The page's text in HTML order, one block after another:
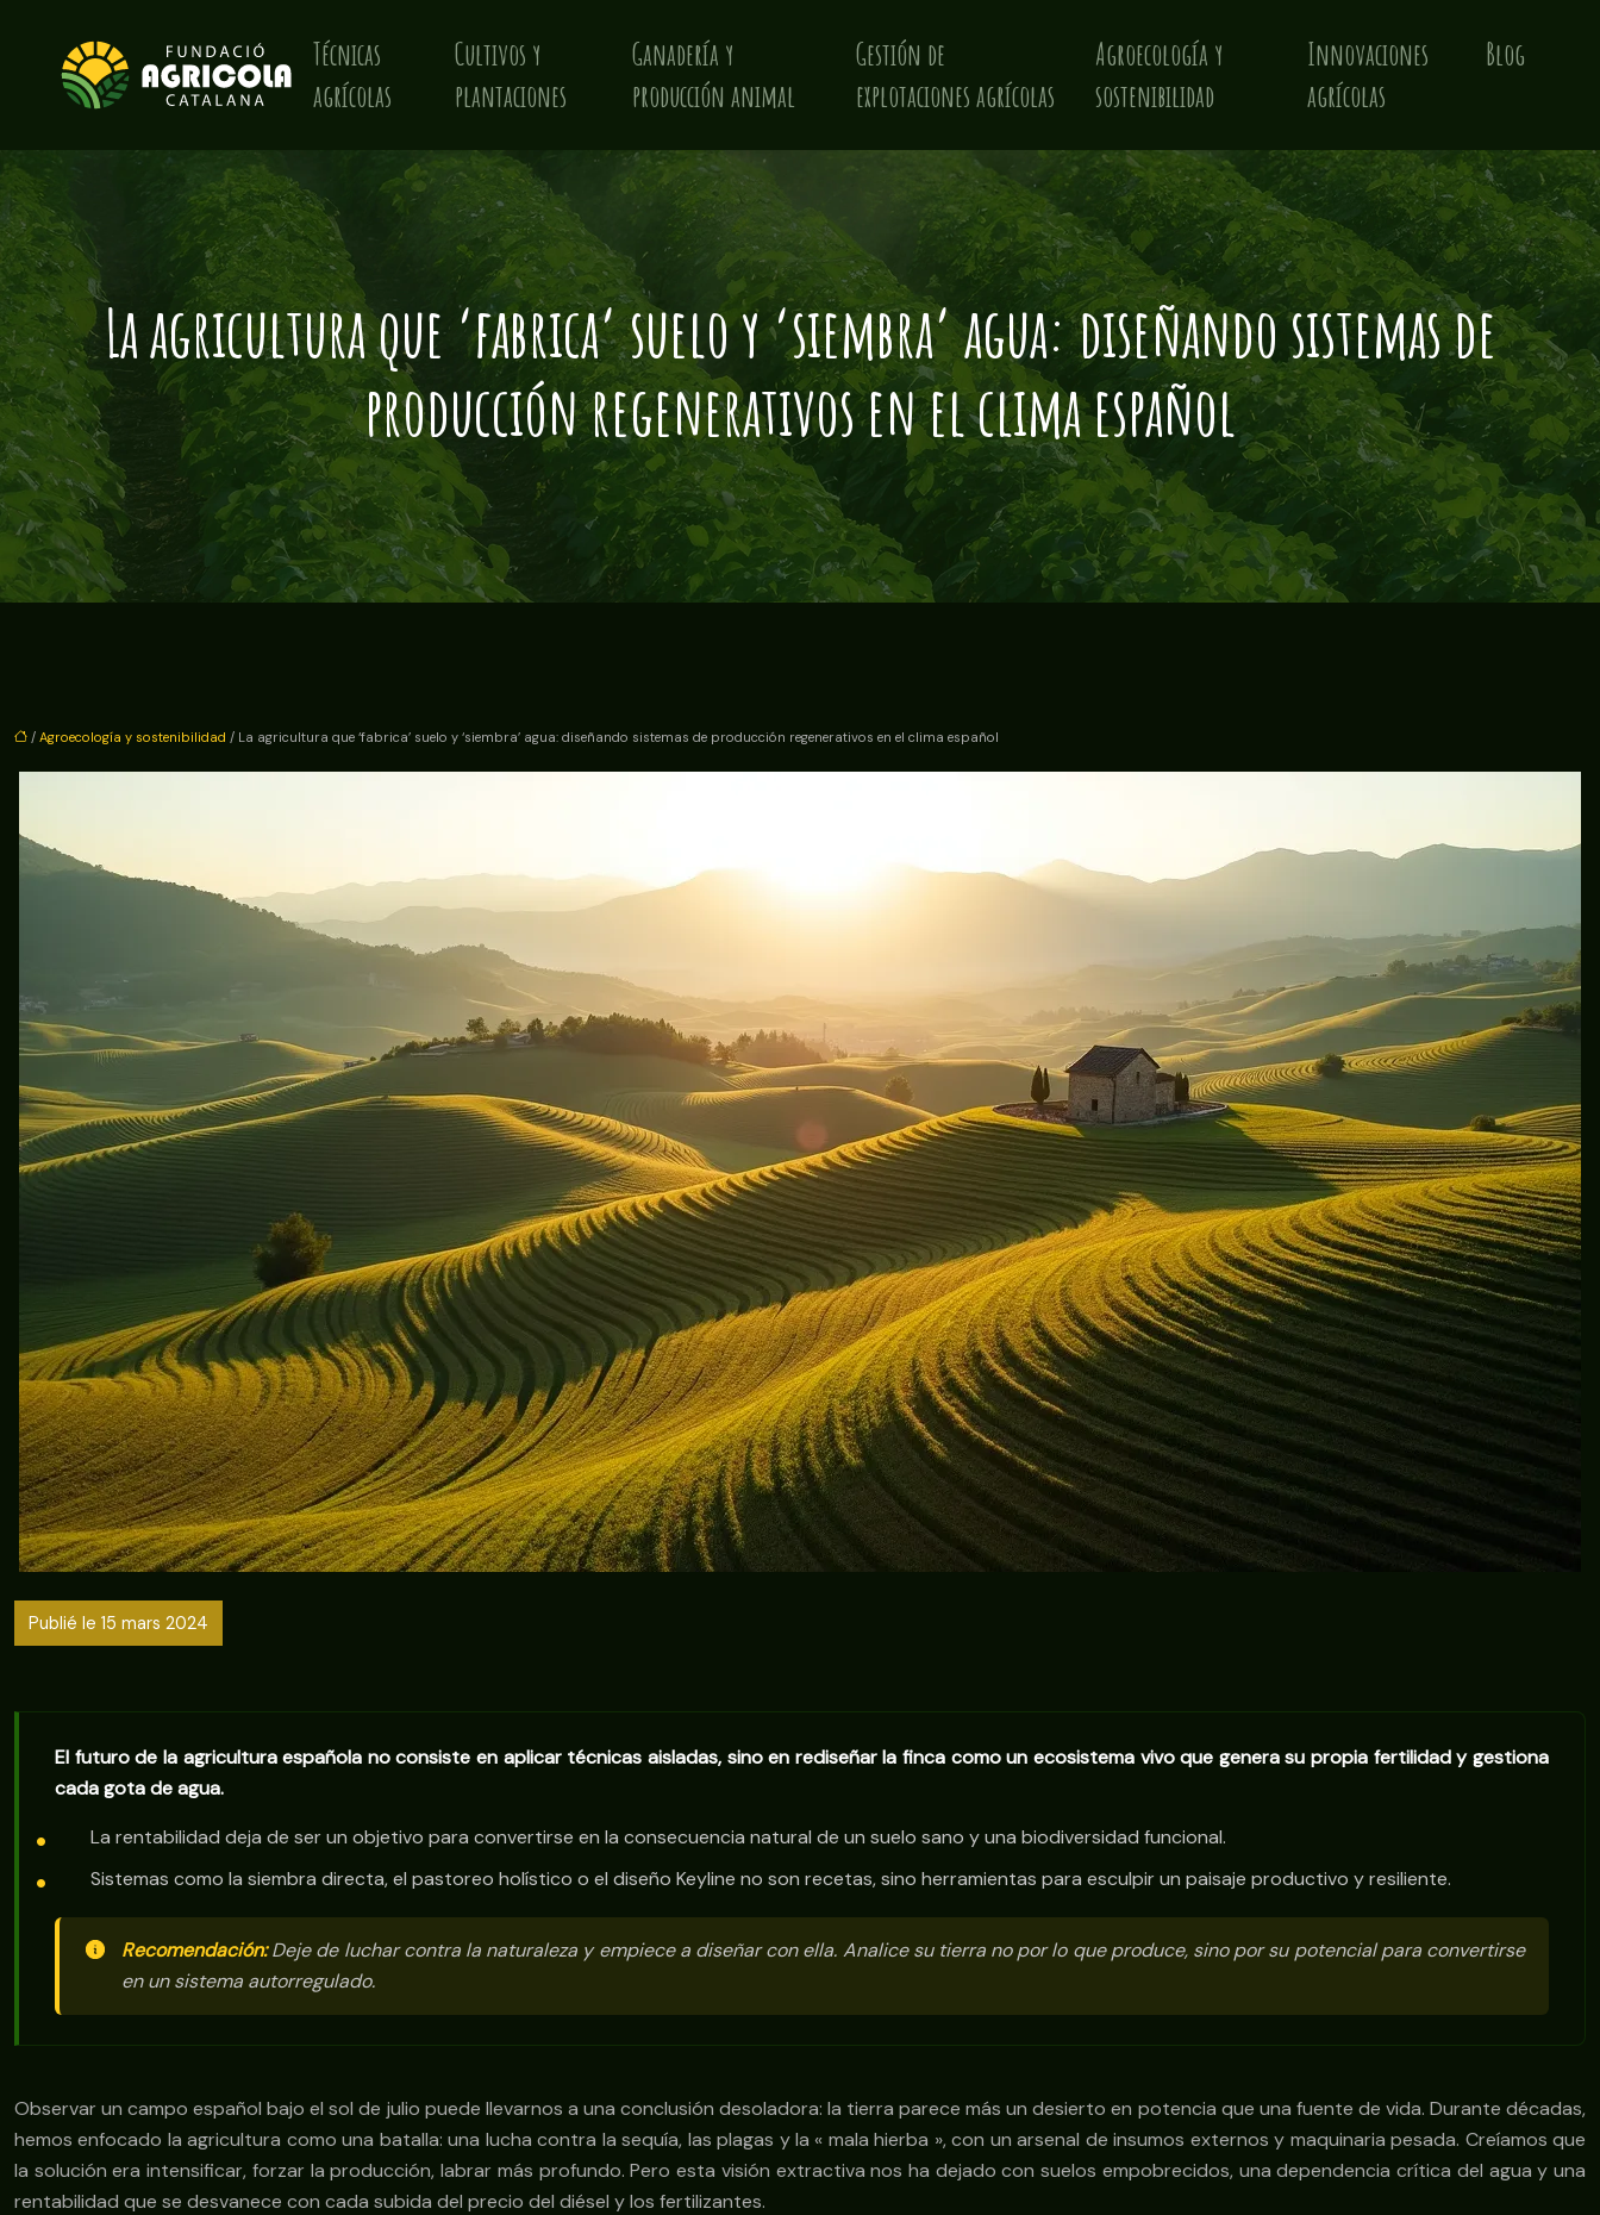
Técnicas
agrícolas
Cultivos y
plantaciones
Ganadería y
producción animal
Gestión de
explotaciones agrícolas
Agroecología y
sostenibilidad
Innovaciones
agrícolas
Blog
La agricultura que ‘fabrica’ suelo y ‘siembra’ agua: diseñando sistemas de
producción regenerativos en el clima español
/ Agroecología y sostenibilidad / La agricultura que ‘fabrica’ suelo y ‘siembra’ agua: diseñando sistemas de producción regenerativos en el clima español
Publié le 15 mars 2024
El futuro de la agricultura española no consiste en aplicar técnicas aisladas, sino en rediseñar la finca como un ecosistema vivo que genera su propia fertilidad y gestiona
cada gota de agua.
La rentabilidad deja de ser un objetivo para convertirse en la consecuencia natural de un suelo sano y una biodiversidad funcional.
Sistemas como la siembra directa, el pastoreo holístico o el diseño Keyline no son recetas, sino herramientas para esculpir un paisaje productivo y resiliente.
Recomendación:Deje de luchar contra la naturaleza y empiece a diseñar con ella. Analice su tierra no por lo que produce, sino por su potencial para convertirse
en un sistema autorregulado.
Observar un campo español bajo el sol de julio puede llevarnos a una conclusión desoladora: la tierra parece más un desierto en potencia que una fuente de vida. Durante décadas,
hemos enfocado la agricultura como una batalla: una lucha contra la sequía, las plagas y la « mala hierba », con un arsenal de insumos externos y maquinaria pesada. Creíamos que
la solución era intensificar, forzar la producción, labrar más profundo. Pero esta visión extractiva nos ha dejado con suelos empobrecidos, una dependencia crítica del agua y una
rentabilidad que se desvanece con cada subida del precio del diésel y los fertilizantes.